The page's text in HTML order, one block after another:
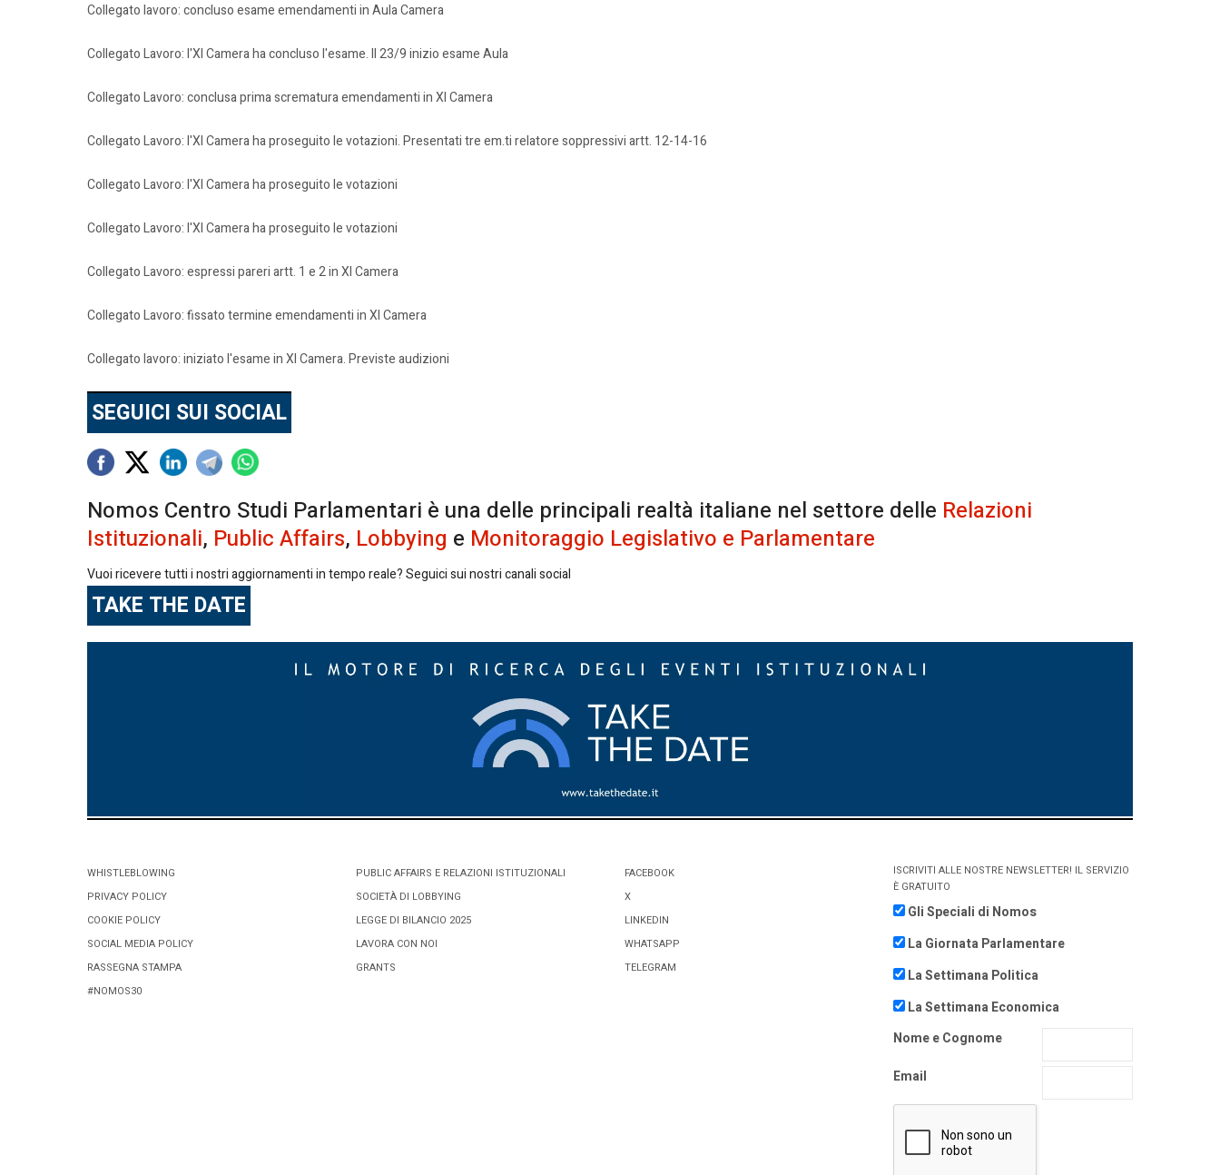
Collegato lavoro: concluso esame emendamenti in Aula Camera
Collegato Lavoro: l'XI Camera ha concluso l'esame. Il 23/9 inizio esame Aula
Collegato Lavoro: conclusa prima scrematura emendamenti in XI Camera
Collegato Lavoro: l'XI Camera ha proseguito le votazioni. Presentati tre em.ti relatore soppressivi artt. 12-14-16
Collegato Lavoro: l'XI Camera ha proseguito le votazioni
Collegato Lavoro: l'XI Camera ha proseguito le votazioni
Collegato Lavoro: espressi pareri artt. 1 e 2 in XI Camera
Collegato Lavoro: fissato termine emendamenti in XI Camera
Collegato lavoro: iniziato l'esame in XI Camera. Previste audizioni
SEGUICI SUI SOCIAL
Nomos Centro Studi Parlamentari è una delle principali realtà italiane nel settore delle Relazioni
Istituzionali, Public Affairs, Lobbying e Monitoraggio Legislativo e Parlamentare
Vuoi ricevere tutti i nostri aggiornamenti in tempo reale? Seguici sui nostri canali social
TAKE THE DATE
WHISTLEBLOWING
PRIVACY POLICY
COOKIE POLICY
SOCIAL MEDIA POLICY
RASSEGNA STAMPA
#NOMOS30
PUBLIC AFFAIRS E RELAZIONI ISTITUZIONALI
SOCIETÀ DI LOBBYING
LEGGE DI BILANCIO 2025
LAVORA CON NOI
GRANTS
FACEBOOK
X
LINKEDIN
WHATSAPP
TELEGRAM
ISCRIVITI ALLE NOSTRE NEWSLETTER! IL SERVIZIO
È GRATUITO
Gli Speciali di Nomos
La Giornata Parlamentare
La Settimana Politica
La Settimana Economica
Nome e Cognome
Email